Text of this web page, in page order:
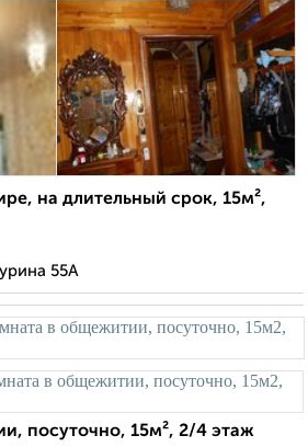
на длительный срок, 15м²,
55А
посуточно, 15м², 2/4 этаж